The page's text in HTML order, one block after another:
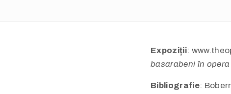
Expoziții:
basarabeni în
Bibliografie: